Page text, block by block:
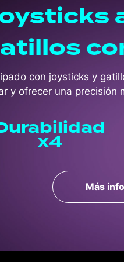
con joysticks y
y ofrecer una precisión
x4
Más info